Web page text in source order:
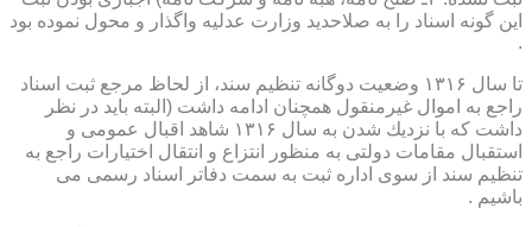
این گونه اسناد را به صلاحدید وزارت عدلیه واگذار و محول نموده بود
.
تا سال ۱۳۱۶ وضعیت دوگانه تنظیم سند، از لحاظ مرجع ثبت اسناد
راجع به اموال غیرمنقول همچنان ادامه داشت (البته باید در نظر
داشت كه با نزدیك شدن به سال ۱۳۱۶ شاهد اقبال عمومی و
استقبال مقامات دولتی به منظور انتزاع و انتقال اختیارات راجع به
تنظیم سند از سوی اداره ثبت به سمت دفاتر اسناد رسمی می
باشیم .